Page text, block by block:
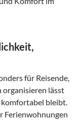
für Reisende,
organisieren lässt
bleibt.
Ferienwohnungen